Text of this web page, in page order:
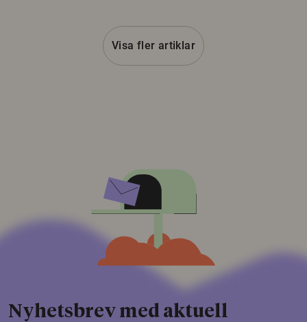
Visa fler artiklar
Nyhetsbrev med aktuell